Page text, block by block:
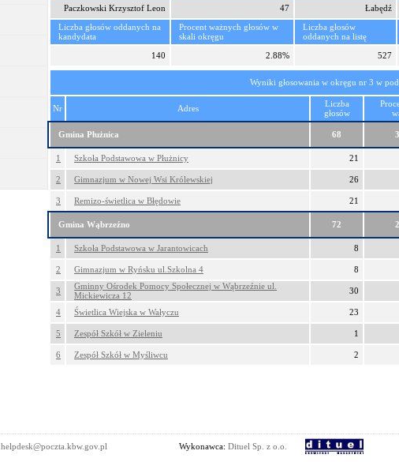
Paczkowski Krzysztof Leon
47 Łabędź
Liczba głosów oddanych na
kandydata
Procent ważnych głosów w
skali okręgu
Liczba głosów
oddanych na listę
140 2.88% 527
Wyniki głosowania w okręgu nr 3 w
Nr Adres
Liczba
głosów
Gmina Płużnica 68
1 Szkoła Podstawowa w Płużnicy 21
2 Gimnazjum w Nowej Wsi Królewskiej 26
3 Remizo-świetlica w Błędowie 21
Gmina Wąbrzeźno 72
1 Szkoła Podstawowa w Jarantowicach 8
2 Gimnazjum w Ryńsku ul.Szkolna 4 8
3
Gminny Ośrodek Pomocy Społecznej w Wąbrzeźnie ul.
Mickiewicza 12
30
4 Świetlica Wiejska w Wałyczu 23
5 Zespół Szkół w Zieleniu 1
6 Zespół Szkół w Myśliwcu 2
helpdesk@poczta.kbw.gov.pl Wykonawca: Dituel Sp. z o.o.